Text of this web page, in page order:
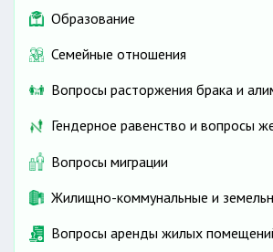
Образование
Семейные отношения
Вопросы расторжения брака и
Гендерное равенство и вопросы
Вопросы миграции
Жилищно-коммунальные и
Вопросы аренды жилых